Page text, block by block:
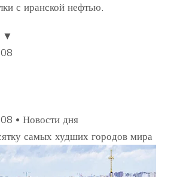
с иранской нефтью.
▼
• Новости дня
самых худших городов мира